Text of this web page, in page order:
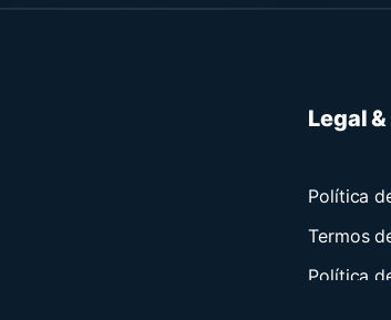
Legal
Política
Termos
Política